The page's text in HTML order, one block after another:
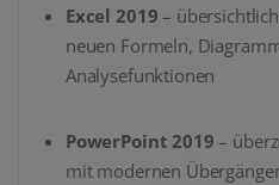
Excel 2019 –
neuen Formeln,
Analysefunktionen
PowerPoint 2019 –
mit modernen